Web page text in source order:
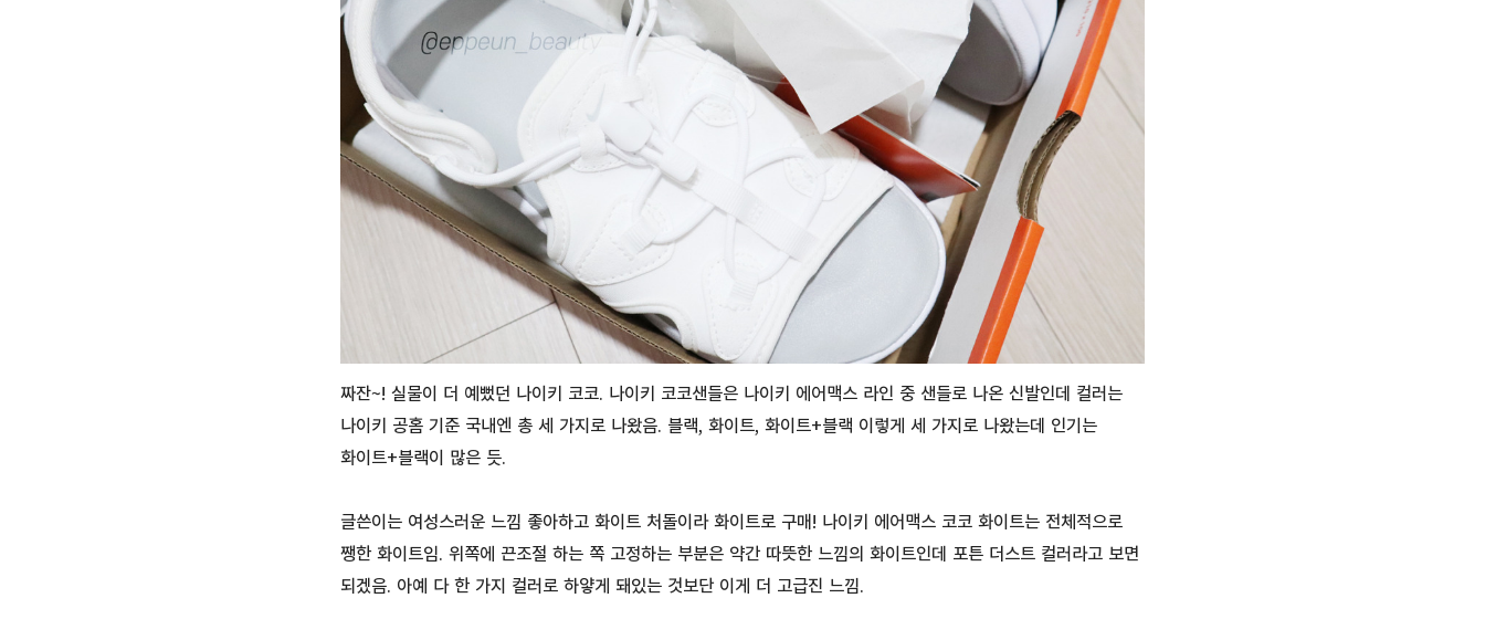
짜잔~! 실물이 더 예뻤던 나이키 코코. 나이키 코코샌들은 나이키 에어맥스 라인 중 샌들로 나온 신발인데 컬러는
나이키 공홈 기준 국내엔 총 세 가지로 나왔음. 블랙, 화이트, 화이트+블랙 이렇게 세 가지로 나왔는데 인기는
화이트+블랙이 많은 듯.
글쓴이는 여성스러운 느낌 좋아하고 화이트 처돌이라 화이트로 구매! 나이키 에어맥스 코코 화이트는 전체적으로
쨍한 화이트임. 위쪽에 끈조절 하는 쪽 고정하는 부분은 약간 따뜻한 느낌의 화이트인데 포튼 더스트 컬러라고 보면
되겠음. 아예 다 한 가지 컬러로 하얗게 돼있는 것보단 이게 더 고급진 느낌.